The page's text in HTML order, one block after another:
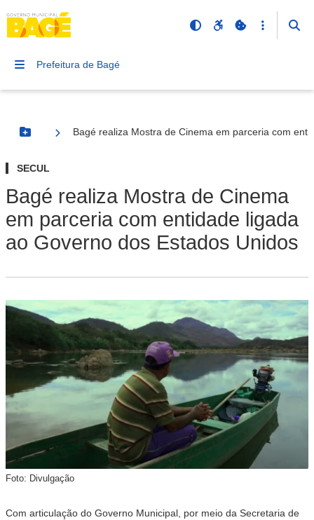
Prefeitura de Bagé
Botão Menu
Bagé realiza Mostra de Cinema em parceria com
SECUL
Bagé realiza Mostra de Cinema
em parceria com entidade ligada
ao Governo dos Estados Unidos
Foto: Divulgação
Com articulação do Governo Municipal, por meio da Secretaria de